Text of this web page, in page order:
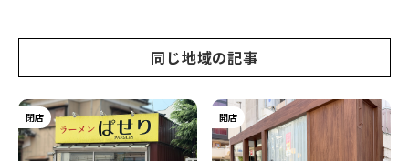
同じ地域の記事
閉店 開店